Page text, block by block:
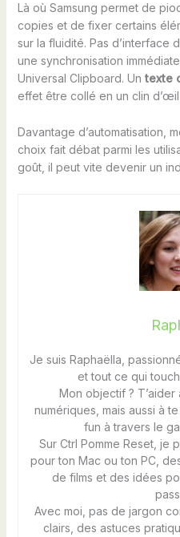
Là où Samsung permet de
copies et de fixer certains
sur la fluidité. Pas d’interface
une synchronisation
Universal Clipboard. Un texte
effet être collé en un clin
Davantage d’automatisation,
choix fait débat parmi les
goût, il peut vite devenir un
Je suis Raphaëlla,
et tout ce qui
Mon objectif ?
numériques, mais aussi à
fun à travers le
Sur Ctrl Pomme Reset, je
pour ton Mac ou ton PC,
de films et des idées
Avec moi, pas de jargon
clairs, des astuces